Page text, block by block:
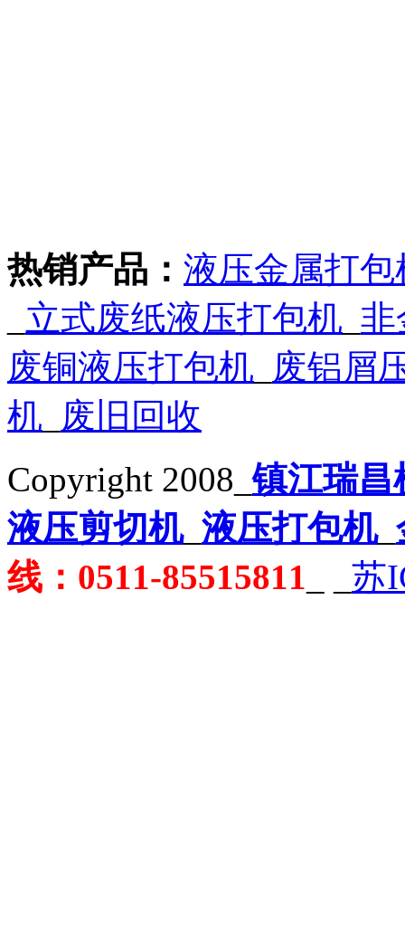
热销产品： 液压金属打包
立式废纸液压打包机 非
废铜液压打包机 废铝屑
机 废旧回收
Copyright 2008_镇江瑞昌
液压剪切机_ 液压打包机_
线：0511-85515811
苏